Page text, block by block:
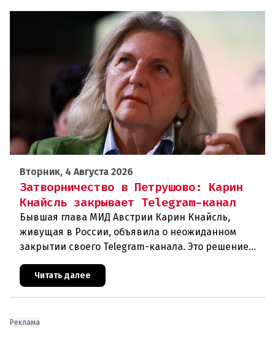
Вторник, 4 Августа 2026
Затворничество в Петрушово: Карин
Кнайсль закрывает Telegram-канал
Бывшая глава МИД Австрии Карин Кнайсль,
живущая в России, объявила о неожиданном
закрытии своего Telegram-канала. Это решение
стало очередным эпизодом в череде
противоречивых заявлений и нарастающего
Читать далее
Реклама